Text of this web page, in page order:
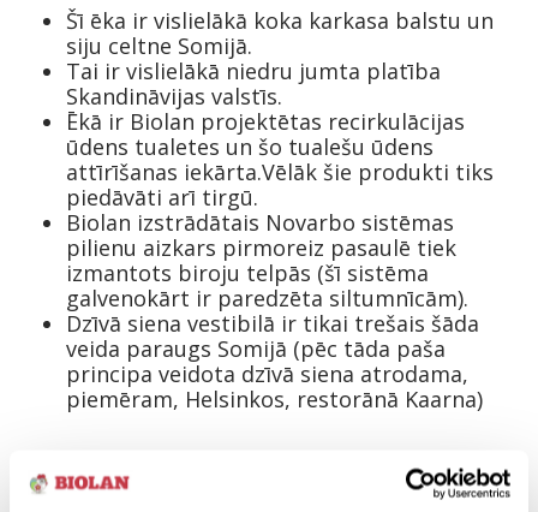
Šī ēka ir vislielākā koka karkasa balstu un
siju celtne Somijā.
Tai ir vislielākā niedru jumta platība
Skandināvijas valstīs.
Ēkā ir Biolan projektētas recirkulācijas
ūdens tualetes un šo tualešu ūdens
attīrīšanas iekārta.Vēlāk šie produkti tiks
piedāvāti arī tirgū.
Biolan izstrādātais Novarbo sistēmas
pilienu aizkars pirmoreiz pasaulē tiek
izmantots biroju telpās (šī sistēma
galvenokārt ir paredzēta siltumnīcām).
Dzīvā siena vestibilā ir tikai trešais šāda
veida paraugs Somijā (pēc tāda paša
principa veidota dzīvā siena atrodama,
piemēram, Helsinkos, restorānā Kaarna)
Biolan jaunajā biroju ēkā izmantoti daudzi
ekoloģiski un eksperimentāli risinājumi un